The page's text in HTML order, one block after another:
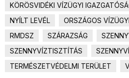
KÖRÖSVIDÉKI VÍZÜGYI
NYÍLT LEVÉL
ORSZÁGOS
RMDSZ
SZÁRAZSÁG
SZENNYVÍZTISZTÍTÁS
TERMÉSZETVÉDELMI TERÜLET